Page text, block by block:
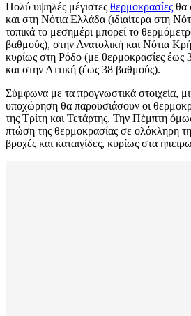
Πολύ υψηλές μέγιστες θερμοκρασίες θα
και στη Νότια Ελλάδα (ιδιαίτερα στη
τοπικά το μεσημέρι μπορεί το
βαθμούς), στην Ανατολική και Νότια
κυρίως στη Ρόδο (με θερμοκρασίες έως
και στην Αττική (έως 38 βαθμούς).
Σύμφωνα με τα προγνωστικά στοιχεία,
υποχώρηση θα παρουσιάσουν οι
της Τρίτη και Τετάρτης. Την Πέμπτη
πτώση της θερμοκρασίας σε ολόκληρη
βροχές και καταιγίδες, κυρίως στα